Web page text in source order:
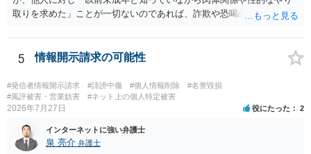
取りを求めた」ことが一切ないのであれば、詐欺や恐喝の可能性が高
5 情報開示請求の可能性
#発信者情報開示請求 #誹謗中傷 #個人情報削除
#名誉毀損
#風評被害・営業妨害
#ネット上の個人特定被害
2026年7月27日 役にたった 2
インターネットに強い弁護士
泉 亮介 弁護士